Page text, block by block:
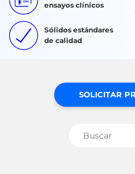
ensayos clínicos
Sólidos estándares
de calidad
SOLICITAR
Buscar: